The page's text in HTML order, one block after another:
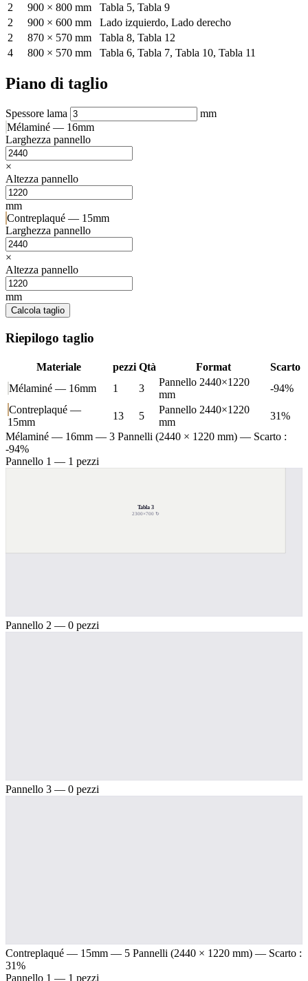
2
900 × 800 mm
Tabla 5, Tabla 9
2
900 × 600 mm
Lado izquierdo, Lado derecho
2
870 × 570 mm
Tabla 8, Tabla 12
4
800 × 570 mm Tabla 6, Tabla 7, Tabla 10, Tabla 11
Piano di taglio
Spessore lama
mm
Mélaminé — 16mm
Larghezza pannello
×
Altezza pannello
mm
Contreplaqué — 15mm
Larghezza pannello
×
Altezza pannello
mm
Calcola taglio
Riepilogo taglio
Materiale pezzi Qtà Format
Scarto
Mélaminé — 16mm
1 3
Pannello 2440×1220
mm
-94%
Contreplaqué —
15mm
13 5
Pannello 2440×1220
mm
31%
Mélaminé — 16mm — 3 Pannelli (2440 × 1220 mm) — Scarto :
-94%
Pannello 1 — 1 pezzi
Tabla 3
2300×700 ↻
Pannello 2 — 0 pezzi
Pannello 3 — 0 pezzi
Contreplaqué — 15mm — 5 Pannelli (2440 × 1220 mm) — Scarto :
31%
Pannello 1 — 1 pezzi